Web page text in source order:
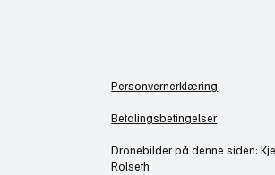
Personvernerklæring
Betalingsbetingelser
Dronebilder på denne siden:
Rolseth